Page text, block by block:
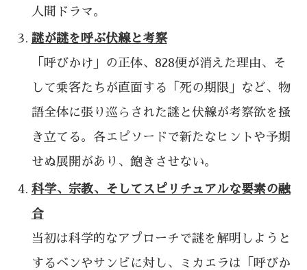
人間ドラマ。
謎が謎を呼ぶ伏線と考察
「呼びかけ」の正体、828便が消えた理由、そ
して乗客たちが直面する「死の期限」など、物
語全体に張り巡らされた謎と伏線が考察欲を掻
き立てる。各エピソードで新たなヒントや予期
せぬ展開があり、飽きさせない。
科学、宗教、そしてスピリチュアルな要素の融
合
当初は科学的なアプローチで謎を解明しようと
するベンやサンビに対し、ミカエラは「呼びか